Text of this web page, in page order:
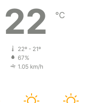
22 ℃
22º - 21º
67%
1.05 km/h